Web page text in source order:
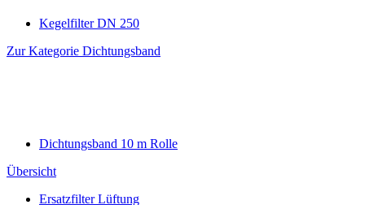
Kegelfilter DN 250
Zur Kategorie Dichtungsband
Dichtungsband 10 m Rolle
Übersicht
Ersatzfilter Lüftung